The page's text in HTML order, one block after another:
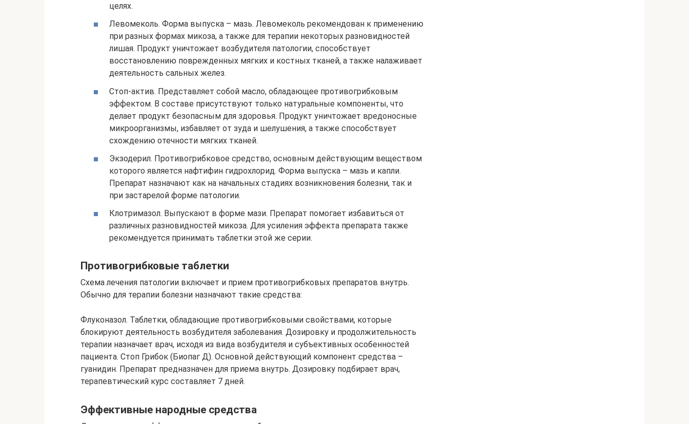
целях.
Левомеколь. Форма выпуска – мазь. Левомеколь рекомендован к применению
при разных формах микоза, а также для терапии некоторых разновидностей
лишая. Продукт уничтожает возбудителя патологии, способствует
восстановлению поврежденных мягких и костных тканей, а также налаживает
деятельность сальных желез.
Стоп-актив. Представляет собой масло, обладающее противогрибковым
эффектом. В составе присутствуют только натуральные компоненты, что
делает продукт безопасным для здоровья. Продукт уничтожает вредоносные
микроорганизмы, избавляет от зуда и шелушения, а также способствует
схождению отечности мягких тканей.
Экзодерил. Противогрибковое средство, основным действующим веществом
которого является нафтифин гидрохлорид. Форма выпуска – мазь и капли.
Препарат назначают как на начальных стадиях возникновения болезни, так и
при застарелой форме патологии.
Клотримазол. Выпускают в форме мази. Препарат помогает избавиться от
различных разновидностей микоза. Для усиления эффекта препарата также
рекомендуется принимать таблетки этой же серии.
Противогрибковые таблетки
Схема лечения патологии включает и прием противогрибковых препаратов внутрь.
Обычно для терапии болезни назначают такие средства:
Флуконазол. Таблетки, обладающие противогрибковыми свойствами, которые
блокируют деятельность возбудителя заболевания. Дозировку и продолжительность
терапии назначает врач, исходя из вида возбудителя и субъективных особенностей
пациента. Стоп Грибок (Биопаг Д). Основной действующий компонент средства –
гуанидин. Препарат предназначен для приема внутрь. Дозировку подбирает врач,
терапевтический курс составляет 7 дней.
Эффективные народные средства